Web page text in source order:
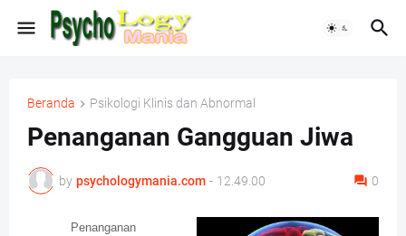
Beranda Psikologi Klinis dan Abnormal
Penanganan Gangguan Jiwa
by psychologymania.com - 12.49.00 0
Penanganan